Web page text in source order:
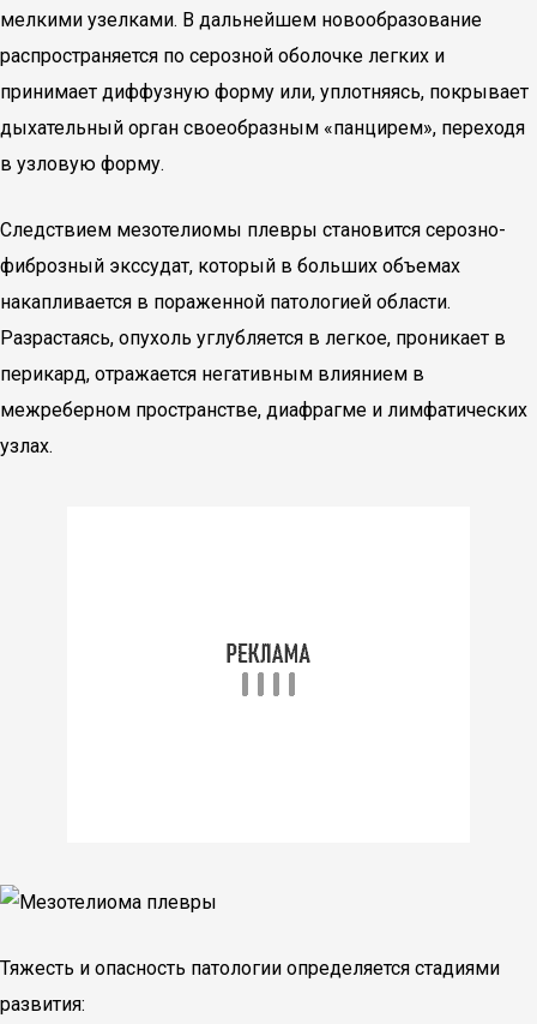
мелкими узелками. В дальнейшем новообразование
распространяется по серозной оболочке легких и
принимает диффузную форму или, уплотняясь, покрывает
дыхательный орган своеобразным «панцирем», переходя
в узловую форму.
Следствием мезотелиомы плевры становится серозно-
фиброзный экссудат, который в больших объемах
накапливается в пораженной патологией области.
Разрастаясь, опухоль углубляется в легкое, проникает в
перикард, отражается негативным влиянием в
межреберном пространстве, диафрагме и лимфатических
узлах.
Тяжесть и опасность патологии определяется стадиями
развития: